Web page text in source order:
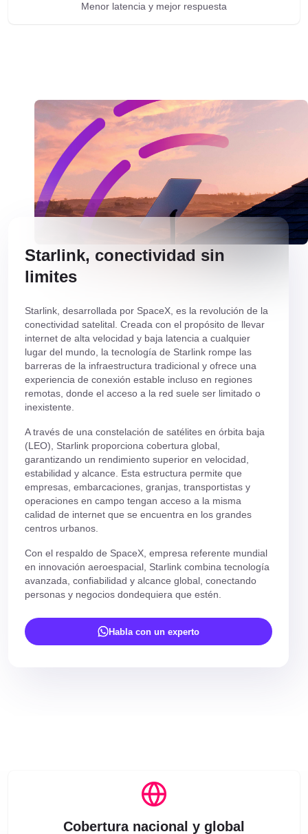
Menor latencia y mejor respuesta
Starlink, conectividad sin
limites
Starlink, desarrollada por SpaceX, es la revolución de la
conectividad satelital. Creada con el propósito de llevar
internet de alta velocidad y baja latencia a cualquier
lugar del mundo, la tecnología de Starlink rompe las
barreras de la infraestructura tradicional y ofrece una
experiencia de conexión estable incluso en regiones
remotas, donde el acceso a la red suele ser limitado o
inexistente.
A través de una constelación de satélites en órbita baja
(LEO), Starlink proporciona cobertura global,
garantizando un rendimiento superior en velocidad,
estabilidad y alcance. Esta estructura permite que
empresas, embarcaciones, granjas, transportistas y
operaciones en campo tengan acceso a la misma
calidad de internet que se encuentra en los grandes
centros urbanos.
Con el respaldo de SpaceX, empresa referente mundial
en innovación aeroespacial, Starlink combina tecnología
avanzada, confiabilidad y alcance global, conectando
personas y negocios dondequiera que estén.
Habla con un experto
Cobertura nacional y global